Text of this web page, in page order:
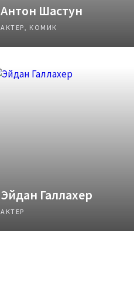
Антон Шастун
АКТЕР, КОМИК
Эйдан Галлахер
АКТЕР